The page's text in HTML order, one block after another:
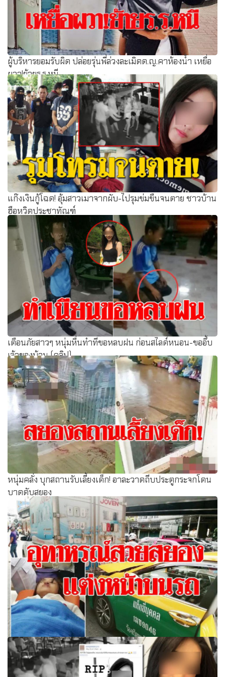
ผู้บริหารยอมรับผิด ปล่อยรุ่นพี่ล่วงละเมิดด.ญ.คาห้องน้ำ เหยื่อ
ผวา!ย้ายร.ร.หนี
แก๊งเงินกู้โฉด! อุ้มสาวเมาจากผับ-ไปรุมข่มขืนจนตาย ชาวบ้าน
ฮือหวิดประชาทัณฑ์
เตือนภัยสาวๆ หนุ่มหื่นทำทีขอหลบฝน ก่อนสไลด์หนอน-ขออึ้บ
เจ้าของบ้าน (คลิป)
หนุ่มคลั่ง บุกสถานรับเลี้ยงเด็ก! อาละวาดถีบประตูกระจกโดน
บาดดับสยอง
อุทาหรณ์ สวยสยอง สาวแต่งหน้าบนรถ “ตา”ทะลุ! “อายไลเนอ
ร์”ทิ่มใส่ เขียนเพิ่มขณะนั่งแท็กซี่